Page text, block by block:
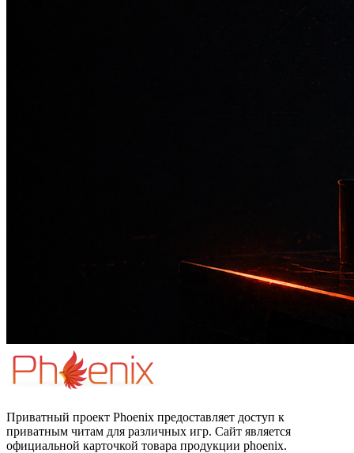
Приватный проект Phoenix предоставляет доступ к
приватным читам для различных игр. Сайт является
официальной карточкой товара продукции phoenix.